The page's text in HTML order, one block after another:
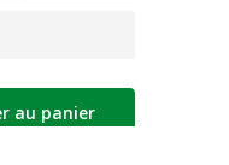
au panier